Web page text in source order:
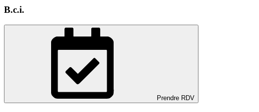
B.c.i.
Prendre RDV